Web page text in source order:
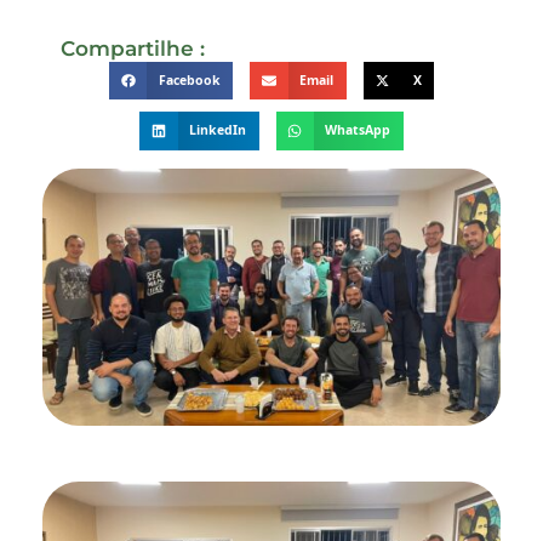
Compartilhe :
Facebook Email X
LinkedIn WhatsApp